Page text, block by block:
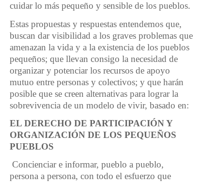
cuidar lo más pequeño y sensible de los pueblos.
Estas propuestas y respuestas entendemos que,
buscan dar visibilidad a los graves problemas que
amenazan la vida y a la existencia de los pueblos
pequeños; que llevan consigo la necesidad de
organizar y potenciar los recursos de apoyo
mutuo entre personas y colectivos; y que harán
posible que se creen alternativas para lograr la
sobrevivencia de un modelo de vivir, basado en:
EL DERECHO DE PARTICIPACIÓN Y
ORGANIZACIÓN DE LOS PEQUEÑOS
PUEBLOS
Concienciar e informar, pueblo a pueblo,
persona a persona, con todo el esfuerzo que